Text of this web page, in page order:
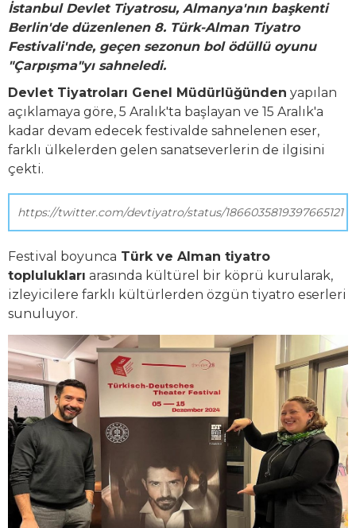
İstanbul Devlet Tiyatrosu, Almanya'nın başkenti
Berlin'de düzenlenen 8. Türk-Alman Tiyatro
Festivali'nde, geçen sezonun bol ödüllü oyunu
"Çarpışma"yı sahneledi.
Devlet Tiyatroları Genel Müdürlüğünden yapılan
açıklamaya göre, 5 Aralık'ta başlayan ve 15 Aralık'a
kadar devam edecek festivalde sahnelenen eser,
farklı ülkelerden gelen sanatseverlerin de ilgisini
çekti.
https://twitter.com/devtiyatro/status/1866035819397665121
Festival boyunca Türk ve Alman tiyatro
toplulukları arasında kültürel bir köprü kurularak,
izleyicilere farklı kültürlerden özgün tiyatro eserleri
sunuluyor.